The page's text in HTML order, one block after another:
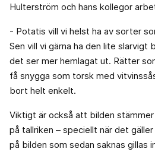
Hulterström och hans kollegor
- Potatis vill vi helst ha av sorter
Sen vill vi gärna ha den lite slarvigt
det ser mer hemlagat ut. Rätter
få snygga som torsk med
bort helt enkelt.
Viktigt är också att bilden
på tallriken – speciellt när det
på bilden som sedan saknas gillas